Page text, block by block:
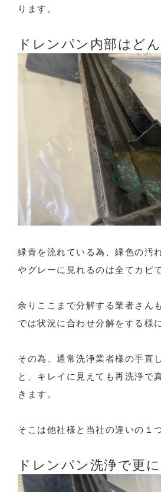
ります。
ドレンパン内部はど
緑青を流れている為、緑色の汚
やグレーに見れるのは全てカビ
余りここまで分解する業者さん
では状況に合わせ分解をする様
その為、通常洗浄業者様の手直
と、キレイに見えても再洗浄で
きます。
そこは他社様と当社の違いの１
ドレンパン洗浄で更